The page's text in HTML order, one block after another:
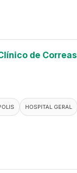
de Correas
HOSPITAL GERAL